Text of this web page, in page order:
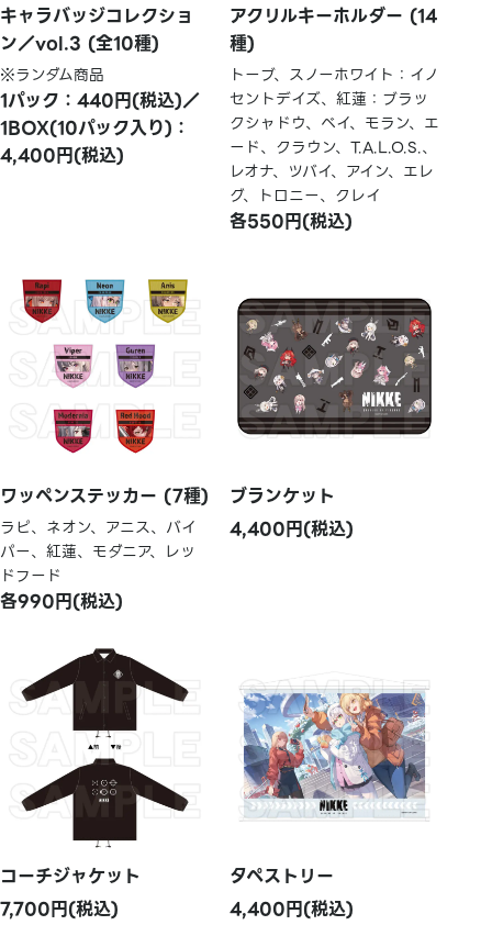
キャラバッジコレクショ
ン／vol.3 (全10種)
※ランダム商品
1パック：440円(税込)／
1BOX(10パック入り)：
4,400円(税込)
アクリルキーホルダー (14
種)
トーブ、スノーホワイト：イノ
セントデイズ、紅蓮：ブラッ
クシャドウ、ベイ、モラン、エ
ード、クラウン、T.A.L.O.S.、
レオナ、ツバイ、アイン、エレ
グ、トロニー、クレイ
各550円(税込)
ワッペンステッカー (7種)
ラピ、ネオン、アニス、バイ
パー、紅蓮、モダニア、レッ
ドフード
各990円(税込)
ブランケット
4,400円(税込)
コーチジャケット
7,700円(税込)
タペストリー
4,400円(税込)